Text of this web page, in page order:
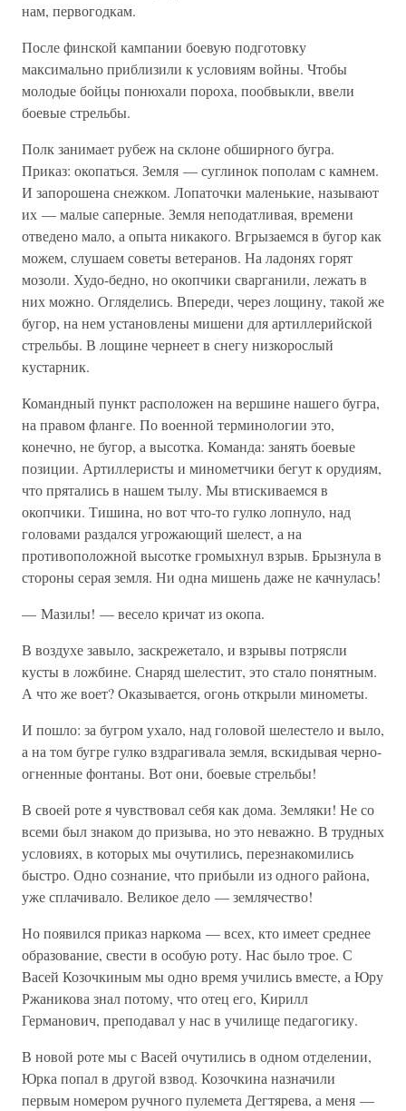
нам, первогодкам.
После финской кампании боевую подготовку
максимально приблизили к условиям войны. Чтобы
молодые бойцы понюхали пороха, пообвыкли, ввели
боевые стрельбы.
Полк занимает рубеж на склоне обширного бугра.
Приказ: окопаться. Земля — суглинок пополам с камнем.
И запорошена снежком. Лопаточки маленькие, называют
их — малые саперные. Земля неподатливая, времени
отведено мало, а опыта никакого. Вгрызаемся в бугор как
можем, слушаем советы ветеранов. На ладонях горят
мозоли. Худо-бедно, но окопчики сварганили, лежать в
них можно. Огляделись. Впереди, через лощину, такой же
бугор, на нем установлены мишени для артиллерийской
стрельбы. В лощине чернеет в снегу низкорослый
кустарник.
Командный пункт расположен на вершине нашего бугра,
на правом фланге. По военной терминологии это,
конечно, не бугор, а высотка. Команда: занять боевые
позиции. Артиллеристы и минометчики бегут к орудиям,
что прятались в нашем тылу. Мы втискиваемся в
окопчики. Тишина, но вот что-то гулко лопнуло, над
головами раздался угрожающий шелест, а на
противоположной высотке громыхнул взрыв. Брызнула в
стороны серая земля. Ни одна мишень даже не качнулась!
— Мазилы! — весело кричат из окопа.
В воздухе завыло, заскрежетало, и взрывы потрясли
кусты в ложбине. Снаряд шелестит, это стало понятным.
А что же воет? Оказывается, огонь открыли минометы.
И пошло: за бугром ухало, над головой шелестело и выло,
а на том бугре гулко вздрагивала земля, вскидывая черно-
огненные фонтаны. Вот они, боевые стрельбы!
В своей роте я чувствовал себя как дома. Земляки! Не со
всеми был знаком до призыва, но это неважно. В трудных
условиях, в которых мы очутились, перезнакомились
быстро. Одно сознание, что прибыли из одного района,
уже сплачивало. Великое дело — землячество!
Но появился приказ наркома — всех, кто имеет среднее
образование, свести в особую роту. Нас было трое. С
Васей Козочкиным мы одно время учились вместе, а Юру
Ржаникова знал потому, что отец его, Кирилл
Германович, преподавал у нас в училище педагогику.
В новой роте мы с Васей очутились в одном отделении,
Юрка попал в другой взвод. Козочкина назначили
первым номером ручного пулемета Дегтярева, а меня —